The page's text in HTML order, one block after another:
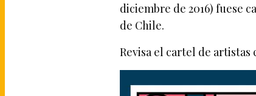
diciembre de 2016) fuese
de Chile.
Revisa el cartel de